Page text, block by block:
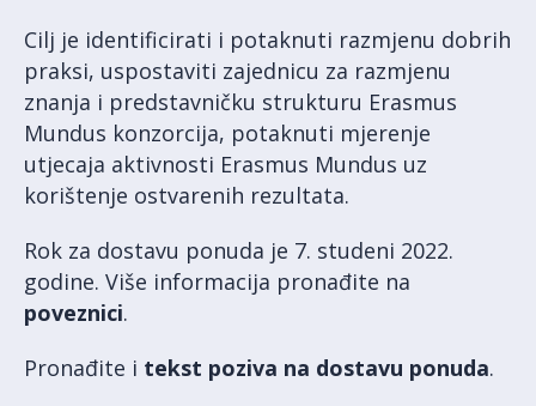
Cilj je identificirati i potaknuti razmjenu dobrih
praksi, uspostaviti zajednicu za razmjenu
znanja i predstavničku strukturu Erasmus
Mundus konzorcija, potaknuti mjerenje
utjecaja aktivnosti Erasmus Mundus uz
korištenje ostvarenih rezultata.
Rok za dostavu ponuda je 7. studeni 2022.
godine. Više informacija pronađite na
poveznici.
Pronađite i tekst poziva na dostavu ponuda.